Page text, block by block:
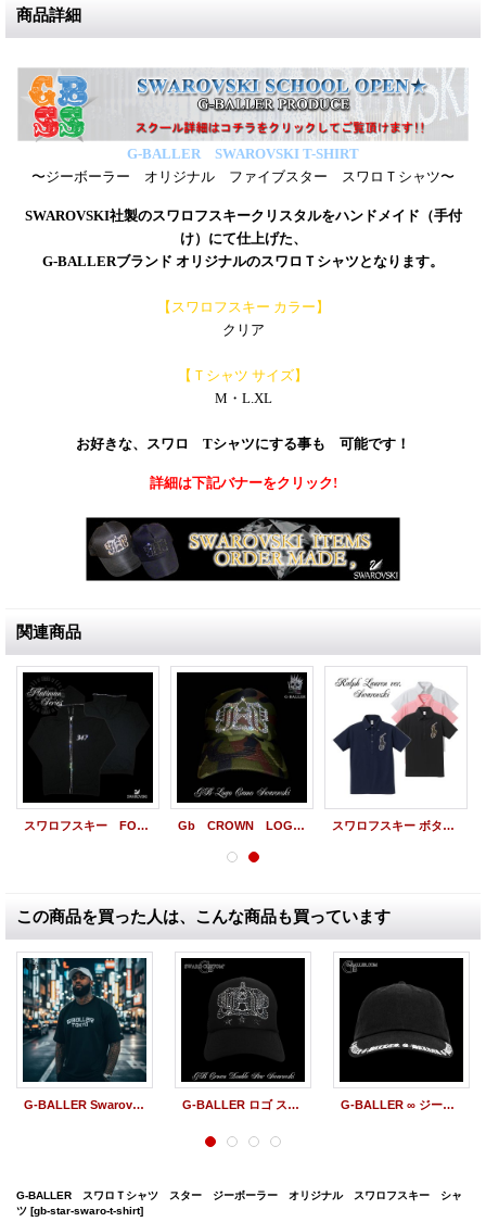
商品詳細
G-BALLER SWAROVSKI T-SHIRT
〜ジーボーラー オリジナル ファイブスター スワロＴシャツ〜
SWAROVSKI社製のスワロフスキークリスタルをハンドメイド（手付
け）にて仕上げた、
G-BALLERブランド オリジナルのスワロＴシャツとなります。
【スワロフスキー カラー】
クリア
【Ｔシャツ サイズ】
M・L.XL
お好きな、スワロ Tシャツにする事も 可能です！
詳細は下記バナーをクリック!
関連商品
スワロフスキー FOOD オーダーメイド 製作例 G-BALLER PLATINUM SERIES 本スワロを使用した、オーダメイド スワロフーディー Gb CROWN LOGO CAP Camo GBクラウン迷彩CAP スワロフスキー ボタンダウンポロ ラルフローレンロゴ仕様
この商品を買った人は、こんな商品も買っています
G-BALLER Swarovski Novelty T-shirts ジーボーラー ワンポイント スワロフスキーTシャツ G-BALLER ロゴ スワロ キャップ ダブルライン スター スワロフスキー CAP G-BALLER ∞ ジーボーラー スワロフスキー コットンキャップ
G-BALLER スワロＴシャツ スター ジーボーラー オリジナル スワロフスキー シャ
ツ [gb-star-swaro-t-shirt]